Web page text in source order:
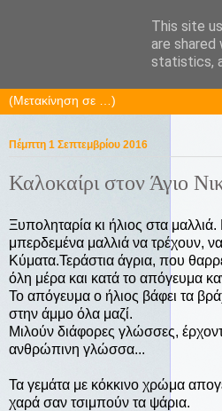
KaPa. Me
Πέμπτη 1 Σεπτεμβρίου 2016
Καλοκαίρι στον Άγιο
Ξυποληταρία κι ήλιος στα
μπερδεμένα μαλλιά να τρέχουν,
Κύματα.Τεράστια άγρια, που
όλη μέρα και κατά το απόγευμα
Το απόγευμα ο ήλιος βάφει τα
στην άμμο όλα μαζί.
Μιλούν διάφορες γλώσσες,
ανθρώπινη γλώσσα...
Τα γεμάτα με κόκκινο χρώμα
χαρά σαν τσιμπούν τα ψάρια.
This site
are
statistics,